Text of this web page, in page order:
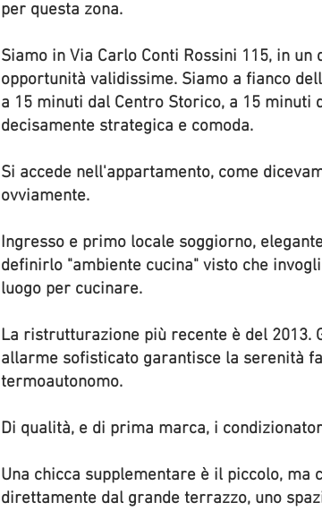
per questa zona.
Siamo in Via Carlo Conti Rossini 115, in
opportunità validissime. Siamo a fianco
a 15 minuti dal Centro Storico, a 15 minuti
decisamente strategica e comoda.
Si accede nell'appartamento, come
ovviamente.
Ingresso e primo locale soggiorno,
definirlo "ambiente cucina" visto che
luogo per cucinare.
La ristrutturazione più recente è del 2013.
allarme sofisticato garantisce la serenità
termoautonomo.
Di qualità, e di prima marca, i
Una chicca supplementare è il piccolo,
direttamente dal grande terrazzo, uno